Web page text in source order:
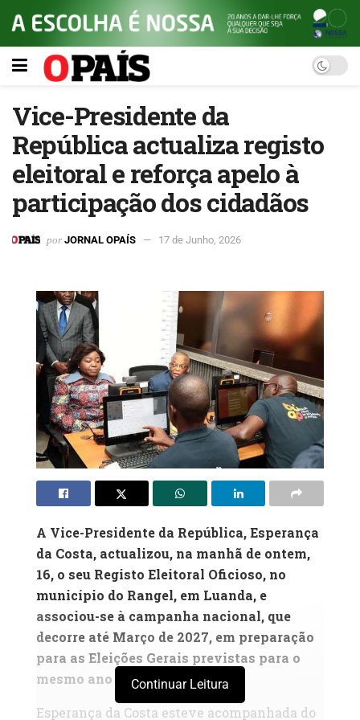
Vice-Presidente da
República actualiza registo
eleitoral e reforça apelo à
participação dos cidadãos
por JORNAL OPAÍS 17 de Junho, 2026
A Vice-Presidente da República, Esperança
da Costa, actualizou, na manhã de ontem,
16, o seu Registo Eleitoral Oficioso, no
município do Rangel, em Luanda, e
associou-se à campanha nacional, que
decorre até Março de 2027, em preparação
para as Eleições Gerais previstas para o
mesmo ano
Esperança da Costa esteve acompanhada do
Continuar Leitura